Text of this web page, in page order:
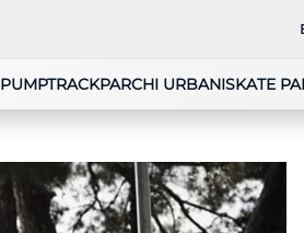
PUMPTRACKPARCHI URBANISKATE